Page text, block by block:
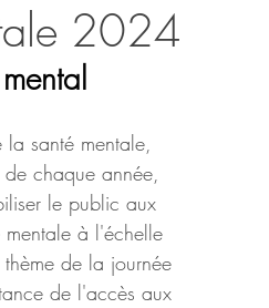
2024
la santé mentale,
chaque année,
le public aux
à l'échelle
de la journée
de l'accès aux